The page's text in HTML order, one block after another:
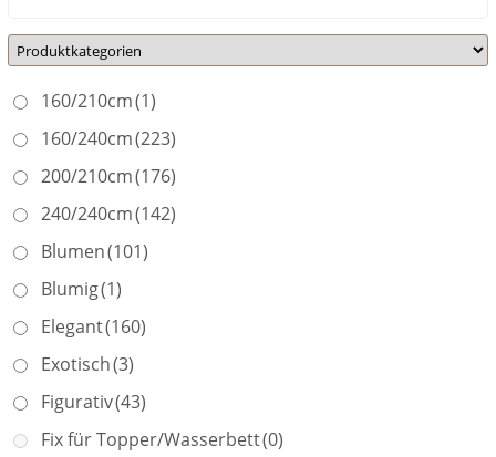
160/210cm(1)
160/240cm(223)
200/210cm(176)
240/240cm(142)
Blumen(101)
Blumig(1)
Elegant(160)
Exotisch(3)
Figurativ(43)
Fix für Topper/Wasserbett(0)